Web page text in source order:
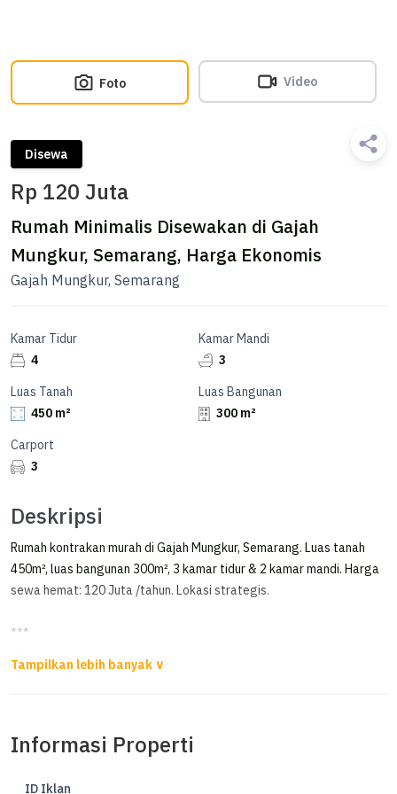
Foto Video
Disewa
Rp 120 Juta
Rumah Minimalis Disewakan di Gajah
Mungkur, Semarang, Harga Ekonomis
Gajah Mungkur, Semarang
Kamar Tidur
4
Kamar Mandi
3
Luas Tanah
450 m²
Luas Bangunan
300 m²
Carport
3
Deskripsi
Rumah kontrakan murah di Gajah Mungkur, Semarang. Luas tanah
450m², luas bangunan 300m², 3 kamar tidur & 2 kamar mandi. Harga
sewa hemat: 120 Juta /tahun. Lokasi strategis.
***
Pusat Kota.
Luas Bangunan 300m²
Informasi Properti
ID Iklan